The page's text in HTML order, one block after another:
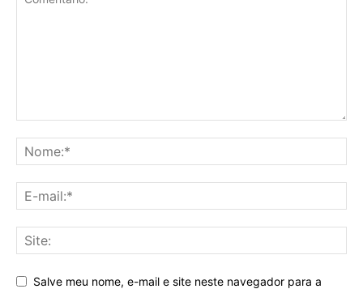
Salve meu nome, e-mail e site neste navegador para a